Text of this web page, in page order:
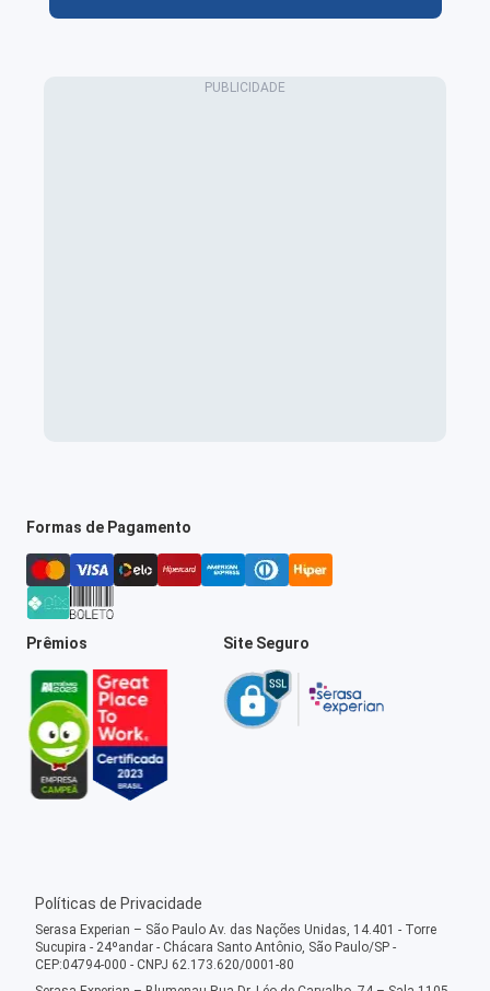
Formas de Pagamento
Prêmios Site Seguro
Políticas de Privacidade
Serasa Experian – São Paulo Av. das Nações Unidas, 14.401 - Torre
Sucupira - 24ºandar - Chácara Santo Antônio, São Paulo/SP -
CEP:04794-000 - CNPJ 62.173.620/0001-80